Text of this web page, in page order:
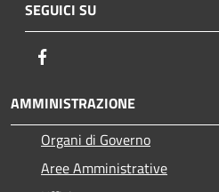
SEGUICI SU
AMMINISTRAZIONE
Organi di Governo
Aree Amministrative